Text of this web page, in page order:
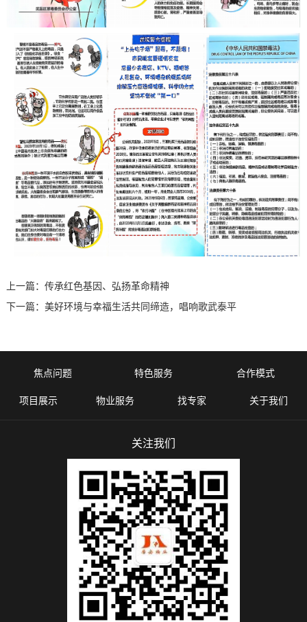
上一篇： 传承红色基因、弘扬革命精神
下一篇： 美好环境与幸福生活共同缔造，唱响歌武泰平
焦点问题 特色服务 合作模式
项目展示 物业服务 找专家 关于我们
关注我们